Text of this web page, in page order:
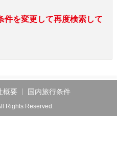
件を変更して再度検索して
概要 国内旅行条件
Rights Reserved.